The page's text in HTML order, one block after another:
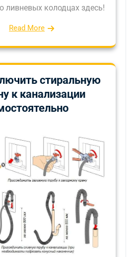
ливневых колодцах здесь!
Read More
стиральную
к канализации